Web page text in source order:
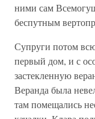
ними сам
беспутным
Супруги потом
первый дом, и с
застекленную
Веранда была
там помещались